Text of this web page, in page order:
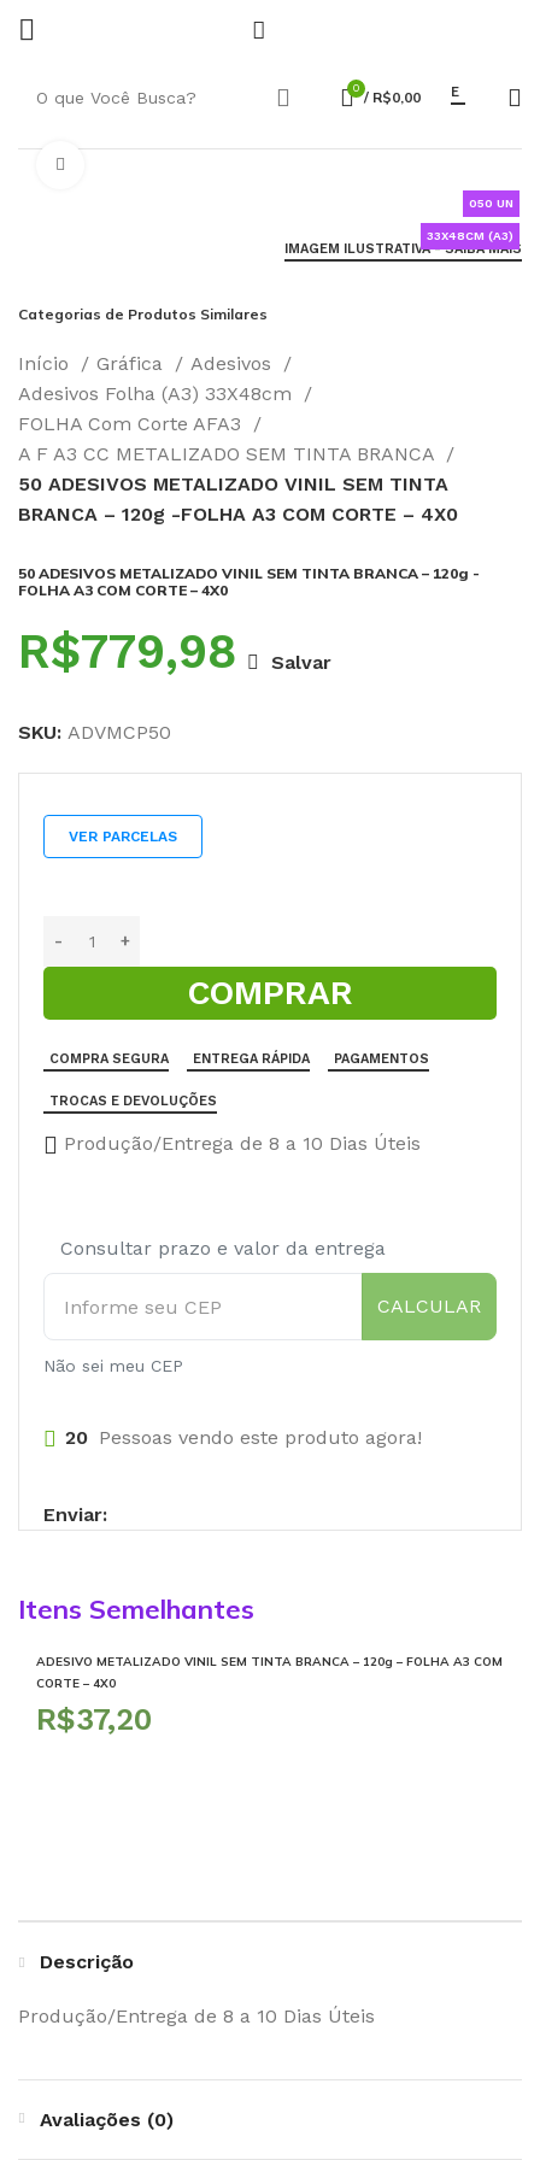
0 / R$0,00 E
050 UN
33X48CM (A3)
IMAGEM ILUSTRATIVA - SAIBA MAIS
Categorias de Produtos Similares
Início Gráfica
Adesivos
Adesivos Folha (A3) 33X48cm
FOLHA Com Corte AFA3
A F A3 CC METALIZADO SEM TINTA BRANCA
50 ADESIVOS METALIZADO VINIL SEM TINTA
BRANCA – 120g -FOLHA A3 COM CORTE – 4X0
50 ADESIVOS METALIZADO VINIL SEM TINTA BRANCA – 120g -
FOLHA A3 COM CORTE – 4X0
R$ Salvar
SKU: ADVMCP50
VER PARCELAS
COMPRAR
COMPRA SEGURA ENTREGA RÁPIDA PAGAMENTOS
TROCAS E DEVOLUÇÕES
Produção/Entrega de 8 a 10 Dias Úteis
Consultar prazo e valor da entrega
CALCULAR
Não sei meu CEP
20 Pessoas vendo este produto agora!
Enviar:
Itens Semelhantes
ADESIVO METALIZADO VINIL SEM TINTA BRANCA – 120g – FOLHA A3 COM
CORTE – 4X0
R$
Descrição
Produção/Entrega de 8 a 10 Dias Úteis
Avaliações (0)